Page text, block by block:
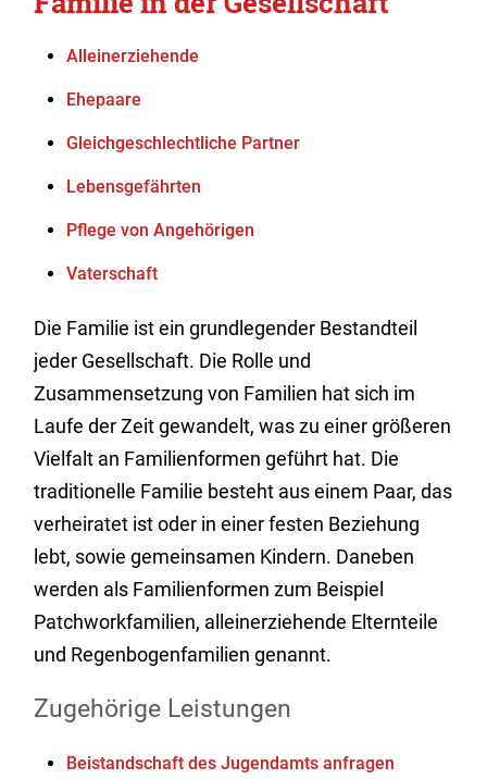
Alleinerziehende
Ehepaare
Gleichgeschlechtliche Partner
Lebensgefährten
Pflege von Angehörigen
Vaterschaft
Die Familie ist ein grundlegender Bestandteil
jeder Gesellschaft. Die Rolle und
Zusammensetzung von Familien hat sich im
Laufe der Zeit gewandelt, was zu einer größeren
Vielfalt an Familienformen geführt hat. Die
traditionelle Familie besteht aus einem Paar, das
verheiratet ist oder in einer festen Beziehung
lebt, sowie gemeinsamen Kindern. Daneben
werden als Familienformen zum Beispiel
Patchworkfamilien, alleinerziehende Elternteile
und Regenbogenfamilien genannt.
Zugehörige Leistungen
Beistandschaft des Jugendamts anfragen